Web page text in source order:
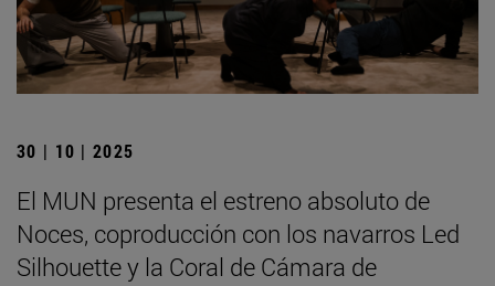
30 | 10 | 2025
El MUN presenta el estreno absoluto de
Noces, coproducción con los navarros Led
Silhouette y la Coral de Cámara de